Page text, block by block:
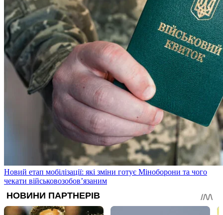
Новий етап мобілізації: які зміни готує Міноборони та чого
чекати військовозобов’язаним